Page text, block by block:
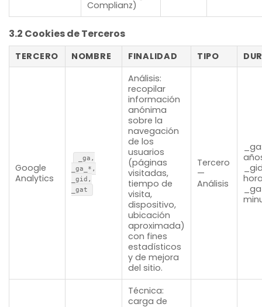
Complianz)
3.2 Cookies de Terceros
TERCERO NOMBRE FINALIDAD TIPO
Google
Analytics
_ga,
_ga_*,
_gid,
_gat
Análisis:
recopilar
información
anónima
sobre la
navegación
de los
usuarios
(páginas
visitadas,
tiempo de
visita,
dispositivo,
ubicación
aproximada)
con fines
estadísticos
y de mejora
del sitio.
Tercero
—
Análisis
Técnica:
carga de